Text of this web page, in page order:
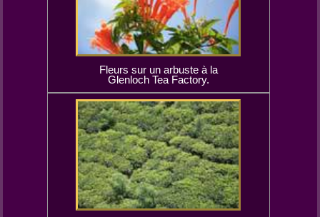
Fleurs sur un arbuste à la
Glenloch Tea Factory.